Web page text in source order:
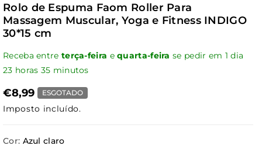
Rolo de Espuma Faom Roller Para
Massagem Muscular, Yoga e Fitness INDIGO
30*15 cm
Receba entre terça-feira e quarta-feira se pedir em 1 dia
23 horas 35 minutos
€8,99 ESGOTADO
Imposto incluído.
Cor: Azul claro